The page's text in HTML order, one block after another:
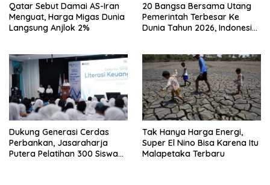
Qatar Sebut Damai AS-Iran
Menguat, Harga Migas Dunia
Langsung Anjlok 2%
20 Bangsa Bersama Utang
Pemerintah Terbesar Ke
Dunia Tahun 2026, Indonesia
Dukung Generasi Cerdas
Perbankan, Jasaraharja
Putera Pelatihan 300 Siswa
Tak Hanya Harga Energi,
Super El Nino Bisa Karena Itu
Malapetaka Terbaru